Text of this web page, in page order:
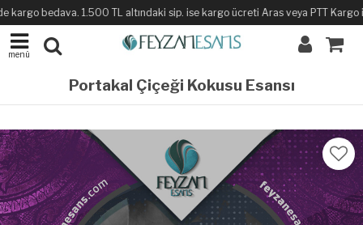
bedava. 1.500 TL altındaki sip. ise kargo ücreti Aras veya PTT Kargo
menü
Portakal Çiçeği Kokusu Esansı